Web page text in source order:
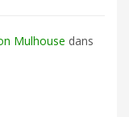
Mulhouse dans